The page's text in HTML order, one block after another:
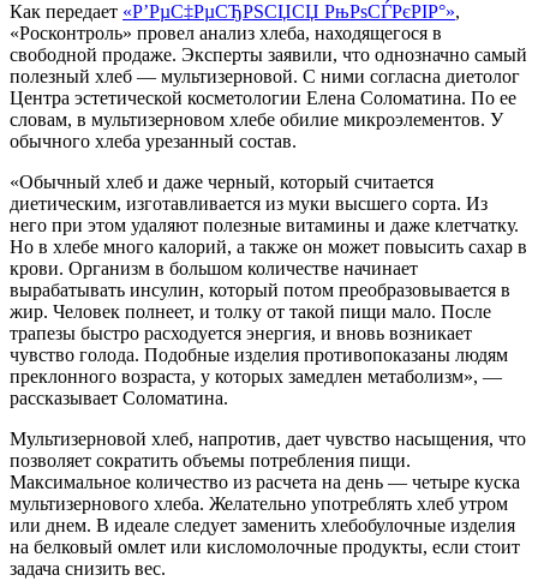
Как передает «Р’РµС‡РµСЂРЅСЏСЏ РњРѕСЃРєРІР°»,
«Росконтроль» провел анализ хлеба, находящегося в
свободной продаже. Эксперты заявили, что однозначно самый
полезный хлеб — мультизерновой. С ними согласна диетолог
Центра эстетической косметологии Елена Соломатина. По ее
словам, в мультизерновом хлебе обилие микроэлементов. У
обычного хлеба урезанный состав.
«Обычный хлеб и даже черный, который считается
диетическим, изготавливается из муки высшего сорта. Из
него при этом удаляют полезные витамины и даже клетчатку.
Но в хлебе много калорий, а также он может повысить сахар в
крови. Организм в большом количестве начинает
вырабатывать инсулин, который потом преобразовывается в
жир. Человек полнеет, и толку от такой пищи мало. После
трапезы быстро расходуется энергия, и вновь возникает
чувство голода. Подобные изделия противопоказаны людям
преклонного возраста, у которых замедлен метаболизм», —
рассказывает Соломатина.
Мультизерновой хлеб, напротив, дает чувство насыщения, что
позволяет сократить объемы потребления пищи.
Максимальное количество из расчета на день — четыре куска
мультизернового хлеба. Желательно употреблять хлеб утром
или днем. В идеале следует заменить хлебобулочные изделия
на белковый омлет или кисломолочные продукты, если стоит
задача снизить вес.